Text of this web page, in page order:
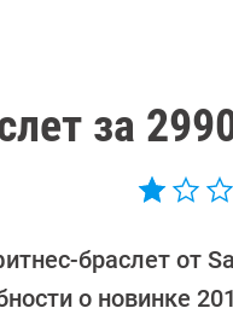
за
браслет от
о новинке